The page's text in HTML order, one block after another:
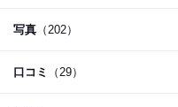
写真 （202）
口コミ （29）